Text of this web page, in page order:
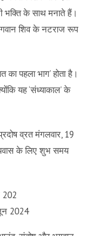
भक्ति के साथ मनाते हैं।
शिव के नटराज रूप
का पहला भाग’ होता है।
यह ‘संध्याकाल’ के
व्रत मंगलवार, 19
के लिए शुभ समय
202
2024